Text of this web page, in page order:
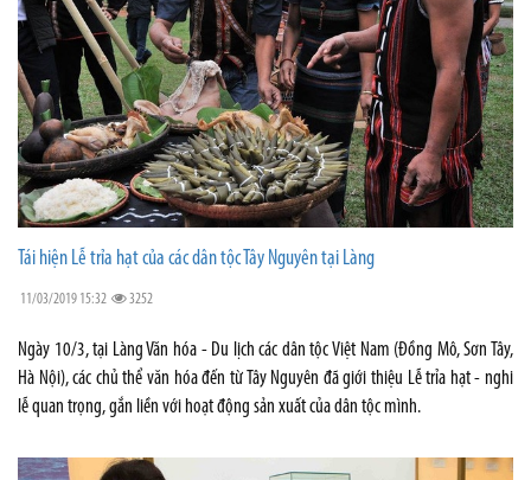
Tái hiện Lễ trỉa hạt của các dân tộc Tây Nguyên tại Làng
11/03/2019 15:32 3252
Ngày 10/3, tại Làng Văn hóa - Du lịch các dân tộc Việt Nam (Đồng Mô, Sơn Tây,
Hà Nội), các chủ thể văn hóa đến từ Tây Nguyên đã giới thiệu Lễ trỉa hạt - nghi
lễ quan trọng, gắn liền với hoạt động sản xuất của dân tộc mình.